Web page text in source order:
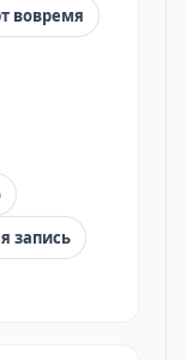
вовремя
запись